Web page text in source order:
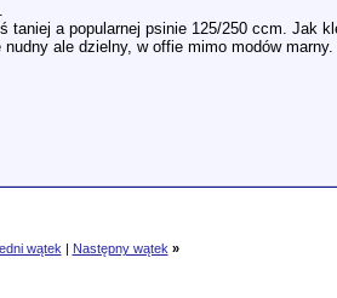
a popularnej psinie 125/250 ccm. Jak
ale dzielny, w offie mimo modów
wątek | Następny wątek »